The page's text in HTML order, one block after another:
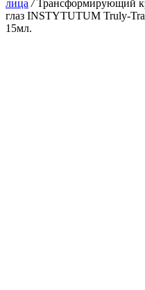
лица /Трансформирующий
глаз INSTYTUTUM Truly-
15мл.